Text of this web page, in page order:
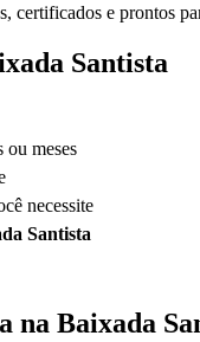
certificados e prontos
Santista
ou meses
necessite
Santista
na Baixada